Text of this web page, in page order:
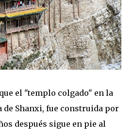
el "templo colgado" en la
de Shanxi, fue construida por
después sigue en pie al